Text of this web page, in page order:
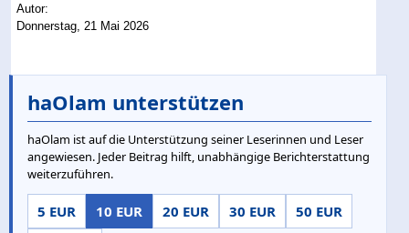
Autor:
Donnerstag, 21 Mai 2026
haOlam unterstützen
haOlam ist auf die Unterstützung seiner Leserinnen und Leser
angewiesen. Jeder Beitrag hilft, unabhängige Berichterstattung
weiterzuführen.
5 EUR 10 EUR 20 EUR 30 EUR
50 EUR